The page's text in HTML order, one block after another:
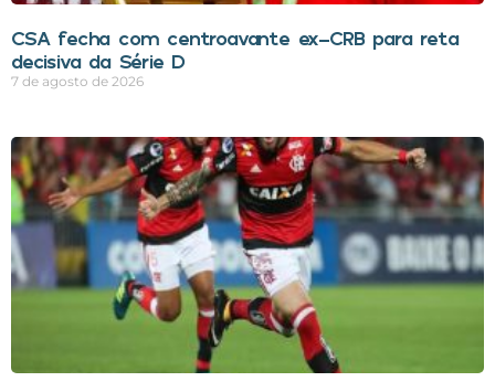
CSA fecha com centroavante ex-CRB para reta
decisiva da Série D
7 de agosto de 2026